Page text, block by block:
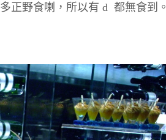
正野食喇，所以有 d 都無食到。